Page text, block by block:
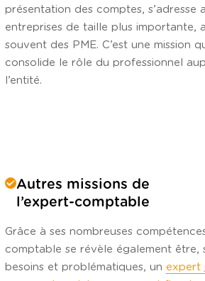
présentation des comptes, s’adresse
entreprises de taille plus importante,
souvent des PME. C’est une mission
consolide le rôle du professionnel
l’entité.
Autres missions de
l’expert-comptable
Grâce à ses nombreuses
comptable se révèle également être,
besoins et problématiques, un expert